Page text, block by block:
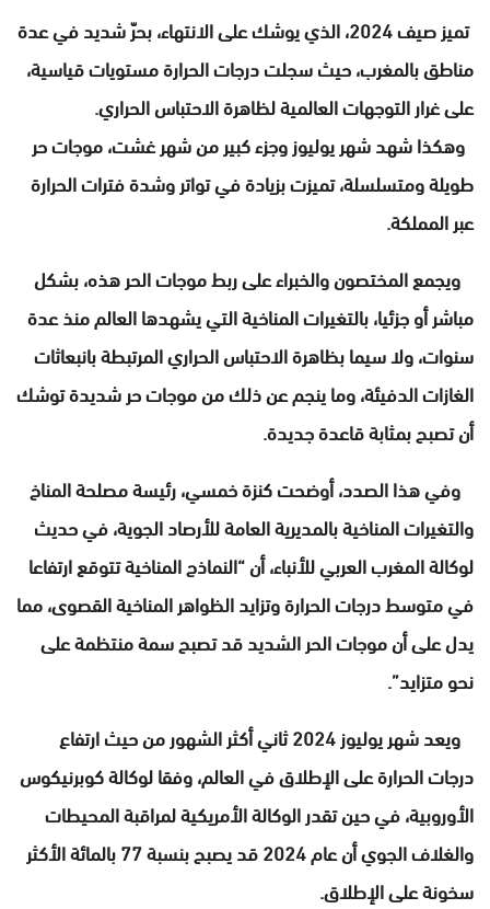
تميز صيف 2024، الذي يوشك على الانتهاء، بحرّ شديد في عدة
مناطق بالمغرب، حيث سجلت درجات الحرارة مستويات قياسية،
على غرار التوجهات العالمية لظاهرة الاحتباس الحراري.
وهكذا شهد شهر يوليوز وجزء كبير من شهر غشت، موجات حر
طويلة ومتسلسلة، تميزت بزيادة في تواتر وشدة فترات الحرارة
عبر المملكة.
ويجمع المختصون والخبراء على ربط موجات الحر هذه، بشكل
مباشر أو جزئيا، بالتغيرات المناخية التي يشهدها العالم منذ عدة
سنوات، ولا سيما بظاهرة الاحتباس الحراري المرتبطة بانبعاثات
الغازات الدفيئة، وما ينجم عن ذلك من موجات حر شديدة توشك
أن تصبح بمثابة قاعدة جديدة.
وفي هذا الصدد، أوضحت كنزة خمسي، رئيسة مصلحة المناخ
والتغيرات المناخية بالمديرية العامة للأرصاد الجوية، في حديث
لوكالة المغرب العربي للأنباء، أن “النماذج المناخية تتوقع ارتفاعا
في متوسط ​​درجات الحرارة وتزايد الظواهر المناخية القصوى، مما
يدل على أن موجات الحر الشديد قد تصبح سمة منتظمة على
نحو متزايد”.
ويعد شهر يوليوز 2024 ثاني أكثر الشهور من حيث ارتفاع
درجات الحرارة على الإطلاق في العالم، وفقا لوكالة كوبرنيكوس
الأوروبية، في حين تقدر الوكالة الأمريكية لمراقبة المحيطات
والغلاف الجوي أن عام 2024 قد يصبح بنسبة 77 بالمائة الأكثر
سخونة على الإطلاق.